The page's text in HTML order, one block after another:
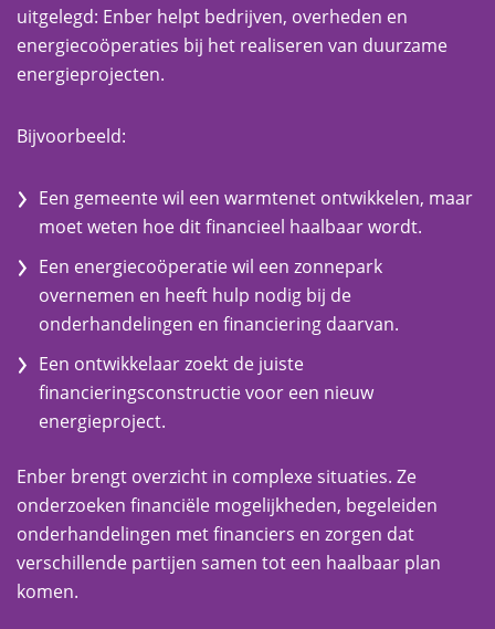
uitgelegd: Enber helpt bedrijven, overheden en
energiecoöperaties bij het realiseren van duurzame
energieprojecten.
Bijvoorbeeld:
Een gemeente wil een warmtenet ontwikkelen, maar
moet weten hoe dit financieel haalbaar wordt.
Een energiecoöperatie wil een zonnepark
overnemen en heeft hulp nodig bij de
onderhandelingen en financiering daarvan.
Een ontwikkelaar zoekt de juiste
financieringsconstructie voor een nieuw
energieproject.
Enber brengt overzicht in complexe situaties. Ze
onderzoeken financiële mogelijkheden, begeleiden
onderhandelingen met financiers en zorgen dat
verschillende partijen samen tot een haalbaar plan
komen.